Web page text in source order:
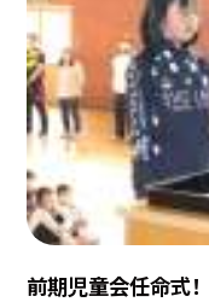
前期児童会任命式！